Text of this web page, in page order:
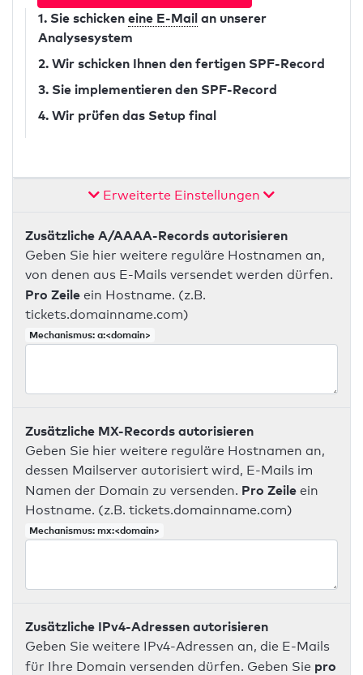
1. Sie schicken eine E-Mail an unserer
Analysesystem
2. Wir schicken Ihnen den fertigen SPF-Record
3. Sie implementieren den SPF-Record
4. Wir prüfen das Setup final
Erweiterte Einstellungen
Zusätzliche A/AAAA-Records autorisieren
Geben Sie hier weitere reguläre Hostnamen an,
von denen aus E-Mails versendet werden dürfen.
Pro Zeile ein Hostname. (z.B.
tickets.domainname.com)
Mechanismus: a:<domain>
Zusätzliche MX-Records autorisieren
Geben Sie hier weitere reguläre Hostnamen an,
dessen Mailserver autorisiert wird, E-Mails im
Namen der Domain zu versenden. Pro Zeile ein
Hostname. (z.B. tickets.domainname.com)
Mechanismus: mx:<domain>
Zusätzliche IPv4-Adressen autorisieren
Geben Sie weitere IPv4-Adressen an, die E-Mails
für Ihre Domain versenden dürfen. Geben Sie pro